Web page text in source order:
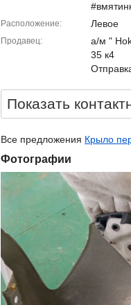
Расположение Левое
Продавец
а/м "
35 к4
Показать
Все предложения Крыло
Фотографии